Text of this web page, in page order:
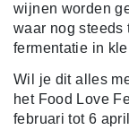
wijnen worden
waar nog steeds
fermentatie in
Wil je dit alles
het Food Love
februari tot 6